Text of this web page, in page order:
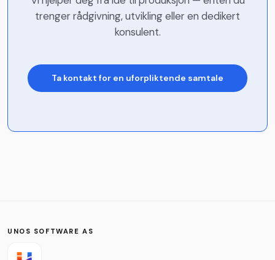
trenger rådgivning, utvikling eller en dedikert
konsulent.
Ta kontakt for en uforpliktende samtale
UNOS SOFTWARE AS